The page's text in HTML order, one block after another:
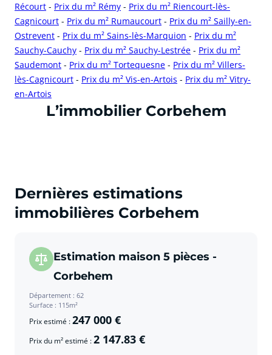
Récourt - Prix du m² Rémy - Prix du m² Riencourt-lès-
Cagnicourt - Prix du m² Rumaucourt - Prix du m² Sailly-en-
Ostrevent - Prix du m² Sains-lès-Marquion - Prix du m²
Sauchy-Cauchy - Prix du m² Sauchy-Lestrée - Prix du m²
Saudemont - Prix du m² Tortequesne - Prix du m² Villers-
lès-Cagnicourt - Prix du m² Vis-en-Artois - Prix du m² Vitry-
en-Artois
cliquer pour afficher plus du text
L’immobilier Corbehem
Dernières estimations
immobilières Corbehem
Estimation maison 5 pièces -
Corbehem
Département : 62
Surface : 115m²
Prix estimé :247 000 €
Prix du m² estimé :2 147.83 €